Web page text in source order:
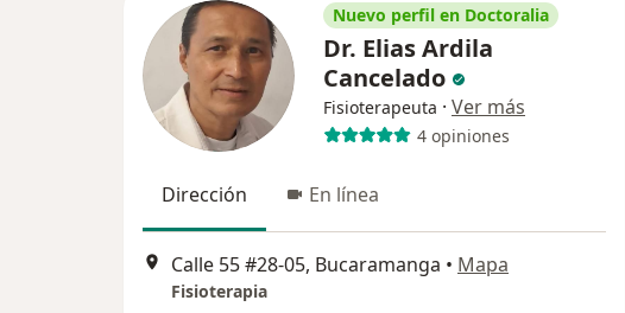
Nuevo perfil en Doctoralia
Dr. Elias Ardila
Cancelado
Fisioterapeuta · Ver más
4 opiniones
Dirección En línea
Calle 55 #28-05, Bucaramanga • Mapa
Fisioterapia